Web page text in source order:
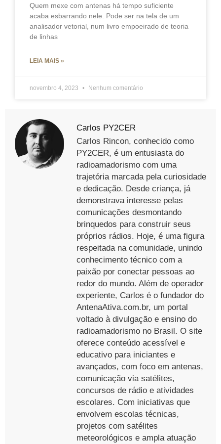
Quem mexe com antenas há tempo suficiente
acaba esbarrando nele. Pode ser na tela de um
analisador vetorial, num livro empoeirado de teoria
de linhas
LEIA MAIS »
novembro 4, 2023 Nenhum comentário
Carlos PY2CER
Carlos Rincon, conhecido como
PY2CER, é um entusiasta do
radioamadorismo com uma
trajetória marcada pela curiosidade
e dedicação. Desde criança, já
demonstrava interesse pelas
comunicações desmontando
brinquedos para construir seus
próprios rádios. Hoje, é uma figura
respeitada na comunidade, unindo
conhecimento técnico com a
paixão por conectar pessoas ao
redor do mundo. Além de operador
experiente, Carlos é o fundador do
AntenaAtiva.com.br, um portal
voltado à divulgação e ensino do
radioamadorismo no Brasil. O site
oferece conteúdo acessível e
educativo para iniciantes e
avançados, com foco em antenas,
comunicação via satélites,
concursos de rádio e atividades
escolares. Com iniciativas que
envolvem escolas técnicas,
projetos com satélites
meteorológicos e ampla atuação